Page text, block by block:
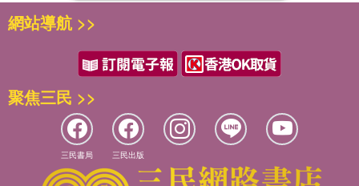
網站導航 >>
聚焦三民 >>
三民書局 三民出版